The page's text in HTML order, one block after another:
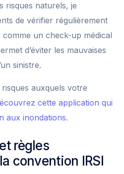
risques naturels, je
de vérifier régulièrement
un check-up médical
d’éviter les mauvaises
sinistre.
auxquels votre
cette application qui
aux inondations.
règles
convention IRSI